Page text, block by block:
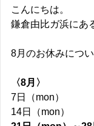
こんにちは。
鎌倉由比ガ浜にあ
8月のお休みにつ
〈8月〉
7日（mon）
14日（mon）